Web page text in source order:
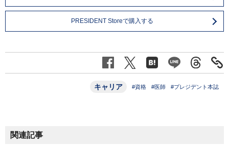
PRESIDENT Storeで購入する
キャリア #資格 #医師 #プレジデント本誌
関連記事